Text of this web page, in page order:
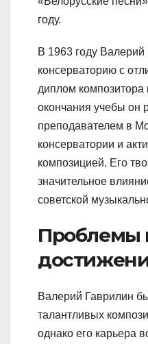
году.
В 1963 году Валерий
консерваторию с
диплом композитора
окончания учебы он
преподавателем в
консерватории и
композицией. Его
значительное
советской
Проблемы
Валерий Гаврилин
талантливых
однако его карьера